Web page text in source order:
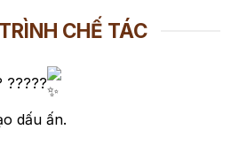
CHẾ TÁC
?????
dấu ấn.